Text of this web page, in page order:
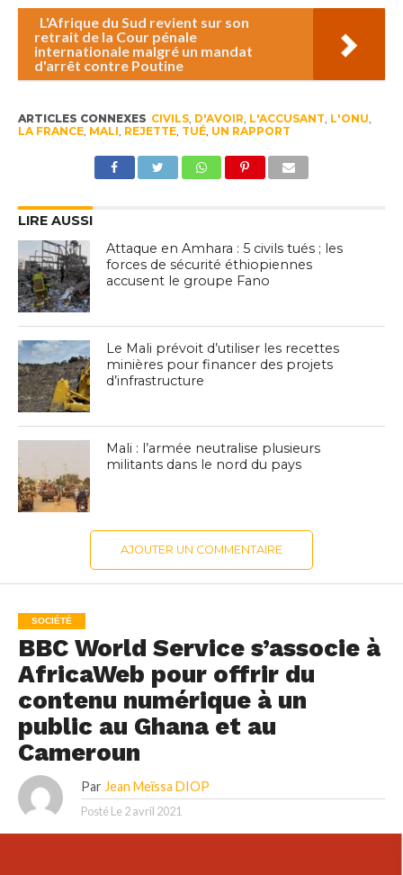
L'Afrique du Sud revient sur son
retrait de la Cour pénale
internationale malgré un mandat
d'arrêt contre Poutine
ARTICLES CONNEXES CIVILS, D'AVOIR L'ACCUSANT L'ONU
LA FRANCE, MALI REJETTE, TUÉ, UN RAPPORT
LIRE AUSSI
Attaque en Amhara : 5 civils tués ; les
forces de sécurité éthiopiennes
accusent le groupe Fano
Le Mali prévoit d’utiliser les recettes
minières pour financer des projets
d’infrastructure
Mali : l’armée neutralise plusieurs
militants dans le nord du pays
AJOUTER UN COMMENTAIRE
SOCIÉTÉ
BBC World Service s’associe à
AfricaWeb pour offrir du
contenu numérique à un
public au Ghana et au
Cameroun
Par Jean Meïssa DIOP
Posté Le 2 avril 2021